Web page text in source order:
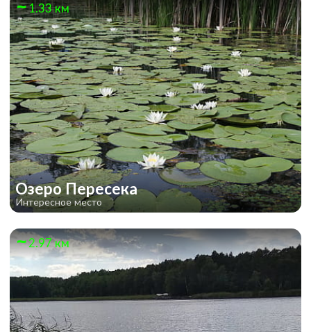
1.33 км
Озеро Пересека
Интересное место
2.97 км